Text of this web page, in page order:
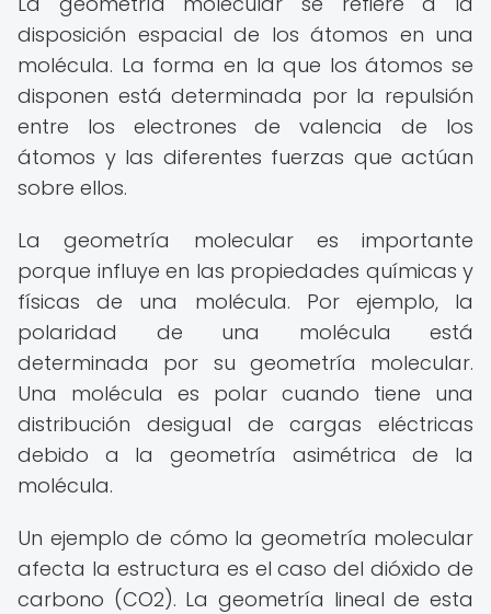
disposición espacial de los átomos en una
molécula. La forma en la que los átomos se
disponen está determinada por la repulsión
entre los electrones de valencia de los
átomos y las diferentes fuerzas que actúan
sobre ellos.
La geometría molecular es importante
porque influye en las propiedades químicas y
físicas de una molécula. Por ejemplo, la
polaridad de una molécula está
determinada por su geometría molecular.
Una molécula es polar cuando tiene una
distribución desigual de cargas eléctricas
debido a la geometría asimétrica de la
molécula.
Un ejemplo de cómo la geometría molecular
afecta la estructura es el caso del dióxido de
carbono (CO2). La geometría lineal de esta